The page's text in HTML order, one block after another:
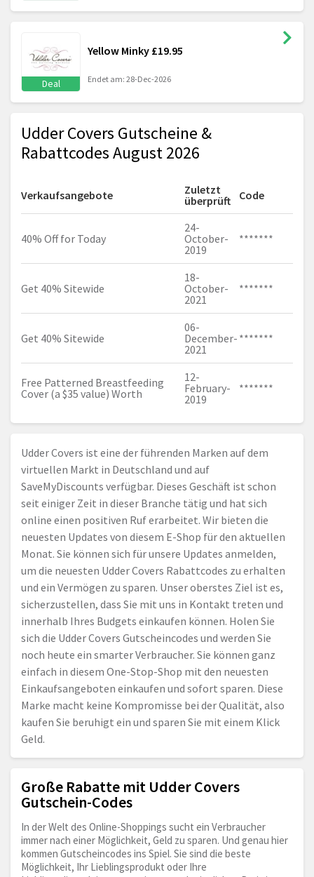
Deal
Yellow Minky £19.95
Endet am: 28-Dec-2026
Udder Covers Gutscheine &
Rabattcodes August 2026
Verkaufsangebote
Zuletzt
überprüft
Code
40% Off for Today
24-
October-
2019
*******
Get 40% Sitewide
18-
October-
2021
*******
Get 40% Sitewide
06-
December-
2021
*******
Free Patterned Breastfeeding
Cover (a $35 value) Worth
12-
February-
2019
*******
Udder Covers ist eine der führenden Marken auf dem
virtuellen Markt in Deutschland und auf
SaveMyDiscounts verfügbar. Dieses Geschäft ist schon
seit einiger Zeit in dieser Branche tätig und hat sich
online einen positiven Ruf erarbeitet. Wir bieten die
neuesten Updates von diesem E-Shop für den aktuellen
Monat. Sie können sich für unsere Updates anmelden,
um die neuesten Udder Covers Rabattcodes zu erhalten
und ein Vermögen zu sparen. Unser oberstes Ziel ist es,
sicherzustellen, dass Sie mit uns in Kontakt treten und
innerhalb Ihres Budgets einkaufen können. Holen Sie
sich die Udder Covers Gutscheincodes und werden Sie
noch heute ein smarter Verbraucher. Sie können ganz
einfach in diesem One-Stop-Shop mit den neuesten
Einkaufsangeboten einkaufen und sofort sparen. Diese
Marke macht keine Kompromisse bei der Qualität, also
kaufen Sie beruhigt ein und sparen Sie mit einem Klick
Geld.
Große Rabatte mit Udder Covers
Gutschein-Codes
In der Welt des Online-Shoppings sucht ein Verbraucher
immer nach einer Möglichkeit, Geld zu sparen. Und genau hier
kommen Gutscheincodes ins Spiel. Sie sind die beste
Möglichkeit, Ihr Lieblingsprodukt oder Ihre